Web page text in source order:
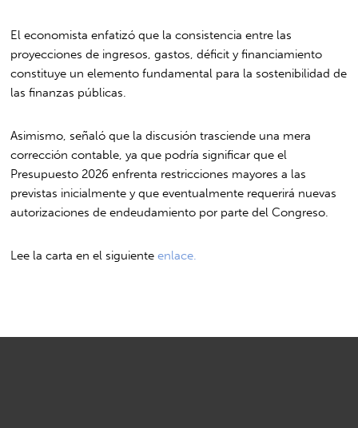
El economista enfatizó que la consistencia entre las
proyecciones de ingresos, gastos, déficit y financiamiento
constituye un elemento fundamental para la sostenibilidad de
las finanzas públicas.
Asimismo, señaló que la discusión trasciende una mera
corrección contable, ya que podría significar que el
Presupuesto 2026 enfrenta restricciones mayores a las
previstas inicialmente y que eventualmente requerirá nuevas
autorizaciones de endeudamiento por parte del Congreso.
Lee la carta en el siguienteenlace.